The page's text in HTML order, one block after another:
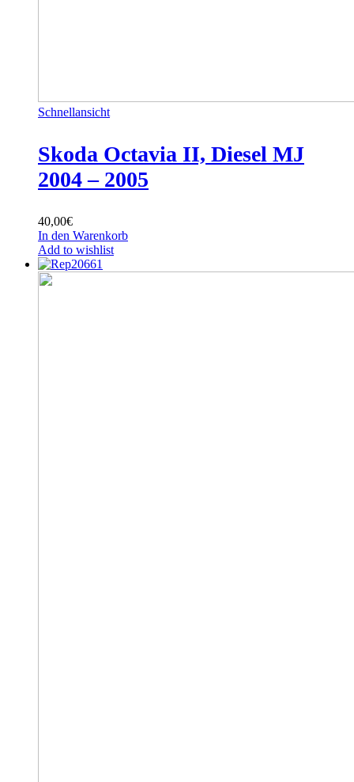
Schnellansicht
Skoda Octavia II, Diesel MJ
2004 – 2005
40,00€
In den Warenkorb
Add to wishlist